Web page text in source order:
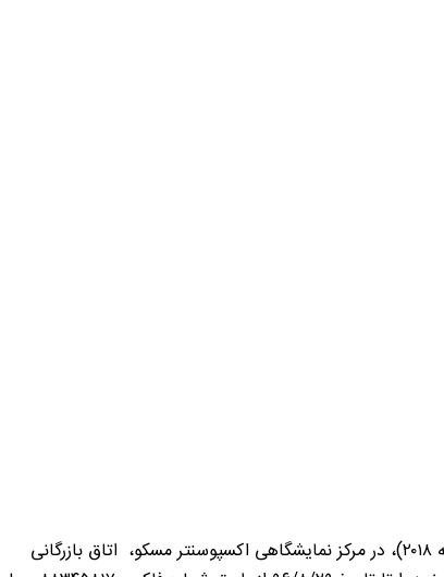
با عنایت به برپایی بیست و پنجمین نمایشگاه بین المللی صنایع غذایی روسیه (Prodexpo) از تاریخ ۱۶ لغایت ۲۰ بهمن ماه سال جاری (۵ – ۹ فوریه ۲۰۱۸)، در مرکز نمایشگاهی اکسپوسنتر مسکو، اتاق بازرگانی